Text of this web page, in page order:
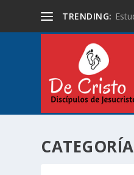
TRENDING: